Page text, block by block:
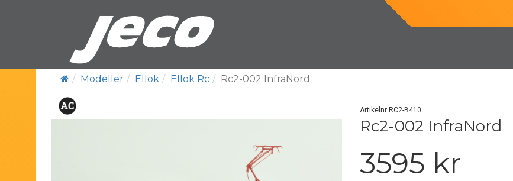
Modeller Ellok Ellok Rc Rc2-002 InfraNord
Artikelnr RC2-B410
Rc2-002 InfraNord
3595 kr